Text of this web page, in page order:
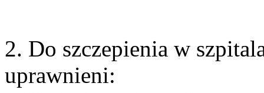
2. Do szczepienia w
uprawnieni: